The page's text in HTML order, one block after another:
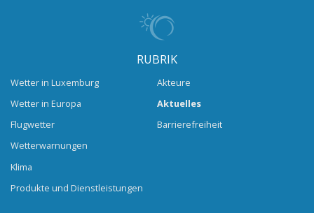
RUBRIK
Wetter in Luxemburg
Wetter in Europa
Flugwetter
Wetterwarnungen
Klima
Produkte und Dienstleistungen
Akteure
Aktuelles
Barrierefreiheit